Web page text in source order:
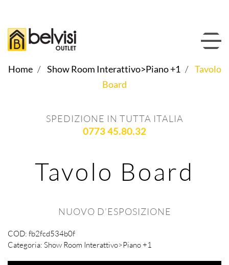
Home Show Room Interattivo>Piano +1
Tavolo
Board
SPEDIZIONE IN TUTTA ITALIA
0773 45.80.32
Tavolo Board
NUOVO D’ESPOSIZIONE
COD: fb2fcd534b0f
Categoria: Show Room Interattivo>Piano +1